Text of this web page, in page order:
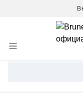
Content